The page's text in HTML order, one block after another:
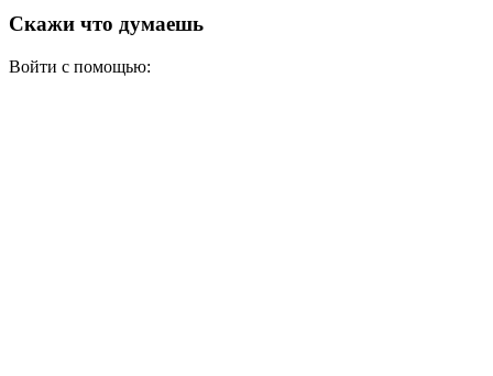
Скажи что думаешь
Войти с помощью: